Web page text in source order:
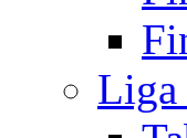
Liga